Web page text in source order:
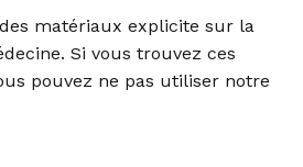
matériaux explicite sur la
Si vous trouvez ces
pouvez ne pas utiliser notre